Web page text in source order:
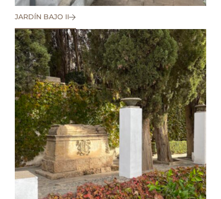
JARDÍN BAJO II